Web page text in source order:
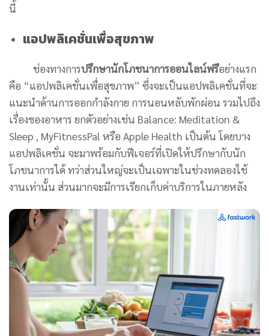
นี้
แอปพลิเคชั่นเพื่อสุขภาพ
ช่องทางการปรึกษานักโภชนาการออนไลน์ฟรีอย่างแรก
คือ “แอปพลิเคชั่นเพื่อสุขภาพ” ซึ่งจะเป็นแอปพลิเคชั่นที่จะ
แนะนำด้านการออกกำลังกาย การนอนหลับพักผ่อน รวมไปถึง
เรื่องของอาหาร ยกตัวอย่างเช่น Balance: Meditation &
Sleep , MyFitnessPal หรือ Apple Health เป็นต้น โดยบาง
แอปพลิเคชั่น จะมาพร้อมกับฟีเจอร์ที่เปิดให้ปรึกษากับนัก
โภชนาการได้ ทว่าส่วนใหญ่จะเป็นเฉพาะในช่วงทดลองใช้
งานเท่านั้น ส่วนมากจะมีการเรียกเก็บค่าบริการในภายหลัง